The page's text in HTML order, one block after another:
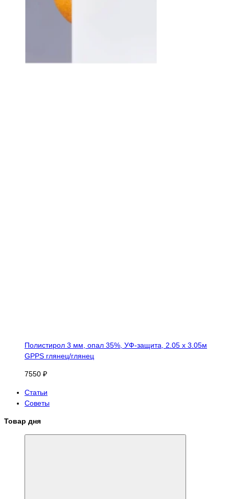
Полистирол 3 мм, опал 35%, УФ-защита, 2.05 х 3.05м
GPPS глянец/глянец
7550 ₽
Статьи
Советы
Товар дня